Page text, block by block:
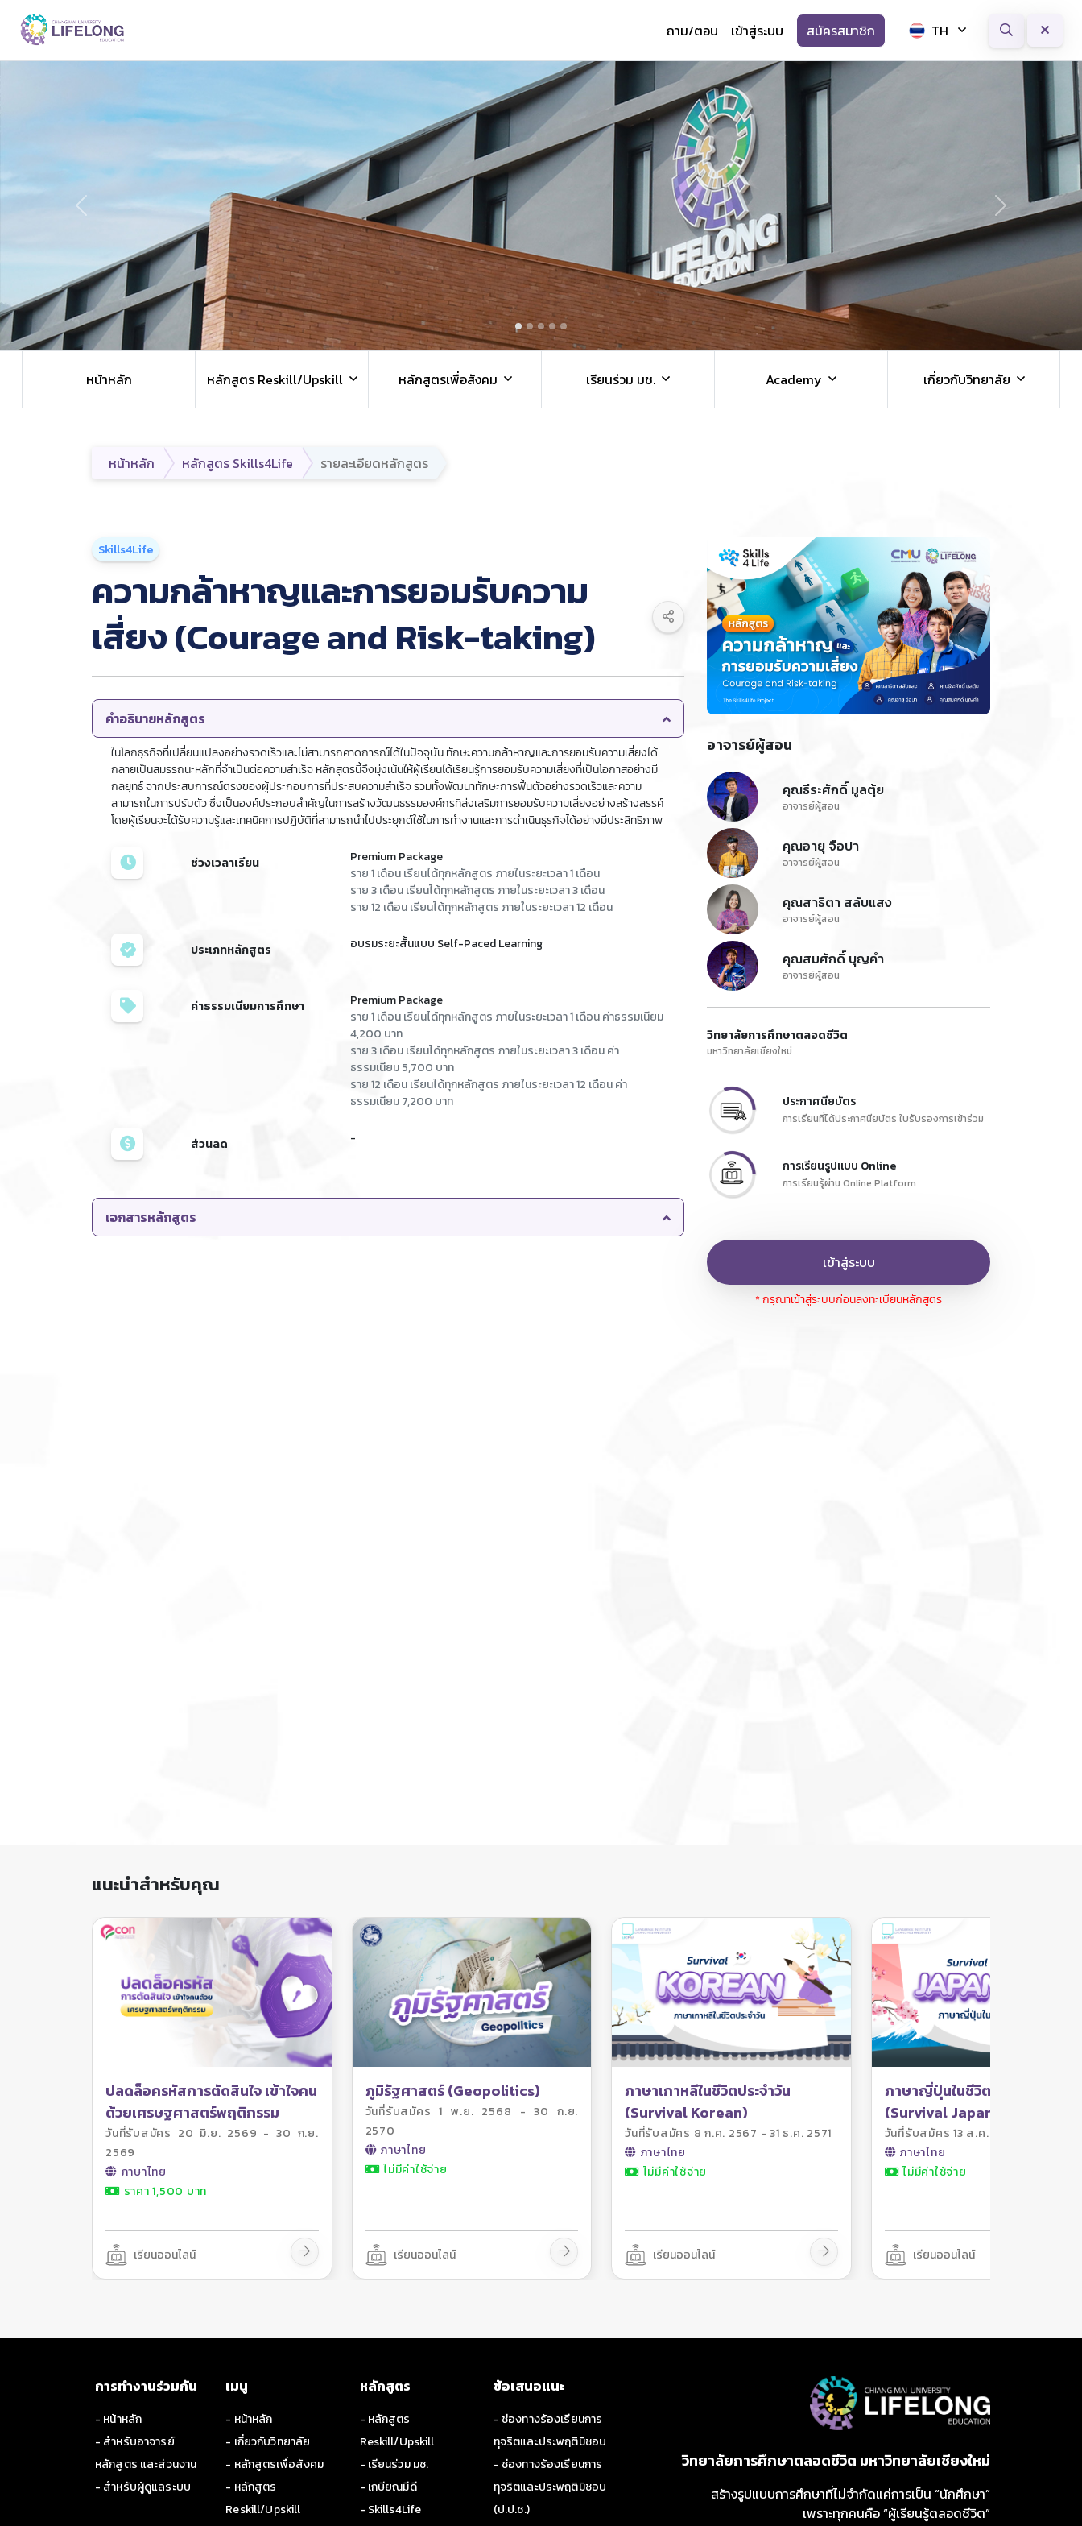
ถาม/ตอบ เข้าสู่ระบบ สมัครสมาชิก TH
Previous Next
หน้าหลัก หลักสูตร Reskill/Upskill หลักสูตรเพื่อสังคม เรียนร่วม มช. Academy เกี่ยวกับวิทยาลัย
หน้าหลัก หลักสูตร Skills4Life รายละเอียดหลักสูตร
Skills4Life
ความกล้าหาญและการยอมรับความ
เสี่ยง (Courage and Risk-taking)
คำอธิบายหลักสูตร
ในโลกธุรกิจที่เปลี่ยนแปลงอย่างรวดเร็วและไม่สามารถคาดการณ์ได้ในปัจจุบัน ทักษะความกล้าหาญและการยอมรับความเสี่ยงได้
กลายเป็นสมรรถนะหลักที่จำเป็นต่อความสำเร็จ หลักสูตรนี้จึงมุ่งเน้นให้ผู้เรียนได้เรียนรู้การยอมรับความเสี่ยงที่เป็นโอกาสอย่างมี
กลยุทธ์ จากประสบการณ์ตรงของผู้ประกอบการที่ประสบความสำเร็จ รวมทั้งพัฒนาทักษะการฟื้นตัวอย่างรวดเร็วและความ
สามารถในการปรับตัว ซึ่งเป็นองค์ประกอบสำคัญในการสร้างวัฒนธรรมองค์กรที่ส่งเสริมการยอมรับความเสี่ยงอย่างสร้างสรรค์
โดยผู้เรียนจะได้รับความรู้และเทคนิคการปฏิบัติที่สามารถนำไปประยุกต์ใช้ในการทำงานและการดำเนินธุรกิจได้อย่างมีประสิทธิภาพ
ช่วงเวลาเรียน
Premium Package
ราย 1 เดือน เรียนได้ทุกหลักสูตร ภายในระยะเวลา 1 เดือน
ราย 3 เดือน เรียนได้ทุกหลักสูตร ภายในระยะเวลา 3 เดือน
ราย 12 เดือน เรียนได้ทุกหลักสูตร ภายในระยะเวลา 12 เดือน
ประเภทหลักสูตร อบรมระยะสั้นแบบ Self-Paced Learning
ค่าธรรมเนียมการศึกษา
Premium Package
ราย 1 เดือน เรียนได้ทุกหลักสูตร ภายในระยะเวลา 1 เดือน ค่าธรรมเนียม
4,200 บาท
ราย 3 เดือน เรียนได้ทุกหลักสูตร ภายในระยะเวลา 3 เดือน ค่า
ธรรมเนียม 5,700 บาท
ราย 12 เดือน เรียนได้ทุกหลักสูตร ภายในระยะเวลา 12 เดือน ค่า
ธรรมเนียม 7,200 บาท
ส่วนลด -
เอกสารหลักสูตร
อาจารย์ผู้สอน
คุณธีระศักดิ์ มูลตุ้ย
อาจารย์ผู้สอน
คุณอายุ จือปา
อาจารย์ผู้สอน
คุณสาธิตา สลับแสง
อาจารย์ผู้สอน
คุณสมศักดิ์ บุญคำ
อาจารย์ผู้สอน
วิทยาลัยการศึกษาตลอดชีวิต
มหาวิทยาลัยเชียงใหม่
ประกาศนียบัตร
การเรียนที่ได้ประกาศนียบัตร ใบรับรองการเข้าร่วม
การเรียนรูปแบบ Online
การเรียนรู้ผ่าน Online Platform
เข้าสู่ระบบ
* กรุณาเข้าสู่ระบบก่อนลงทะเบียนหลักสูตร
แนะนำสำหรับคุณ
ปลดล็อครหัสการตัดสินใจ เข้าใจคน
ด้วยเศรษฐศาสตร์พฤติกรรม
วันที่รับสมัคร 20 มิ.ย. 2569 - 30 ก.ย.
2569
ภาษาไทย
ราคา 1,500 บาท
เรียนออนไลน์
ภูมิรัฐศาสตร์ (Geopolitics)
วันที่รับสมัคร 1 พ.ย. 2568 - 30 ก.ย.
2570
ภาษาไทย
ไม่มีค่าใช้จ่าย
เรียนออนไลน์
ภาษาเกาหลีในชีวิตประจำวัน
(Survival Korean)
วันที่รับสมัคร 8 ก.ค. 2567 - 31 ธ.ค. 2571
ภาษาไทย
ไม่มีค่าใช้จ่าย
เรียนออนไลน์
ภาษาญี่ปุ่นในชีวิตประจำวัน
(Survival Japanese)
วันที่รับสมัคร 13 ส.ค. 2567 - 31 ธ.ค.
ภาษาไทย
ไม่มีค่าใช้จ่าย
เรียนออนไลน์
การทำงานร่วมกัน
- หน้าหลัก
- สำหรับอาจารย์
หลักสูตร และส่วนงาน
- สำหรับผู้ดูแลระบบ
เมนู
- หน้าหลัก
- เกี่ยวกับวิทยาลัย
- หลักสูตรเพื่อสังคม
- หลักสูตร
Reskill/Upskill
หลักสูตร
- หลักสูตร
Reskill/Upskill
- เรียนร่วม มช.
- เกษียณมีดี
- Skills4Life
ข้อเสนอแนะ
- ช่องทางร้องเรียนการ
ทุจริตและประพฤติมิชอบ
- ช่องทางร้องเรียนการ
ทุจริตและประพฤติมิชอบ
(ป.ป.ช.)
วิทยาลัยการศึกษาตลอดชีวิต มหาวิทยาลัยเชียงใหม่
สร้างรูปแบบการศึกษาที่ไม่จำกัดแค่การเป็น “นักศึกษา”
เพราะทุกคนคือ “ผู้เรียนรู้ตลอดชีวิต”